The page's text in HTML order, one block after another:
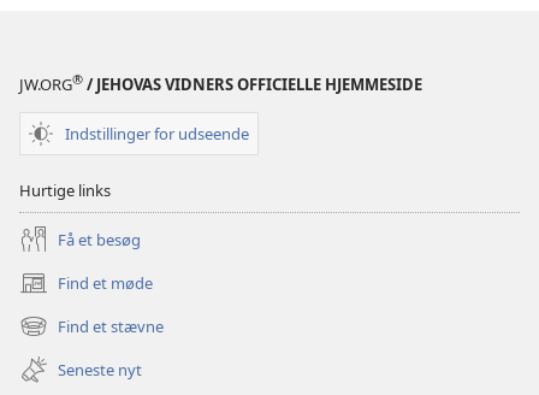
JW.ORG® / JEHOVAS VIDNERS OFFICIELLE HJEMMESIDE
Indstillinger for udseende
Hurtige links
Få et besøg
Find et møde
(åbner
nyt
vindue)
Find et stævne
(åbner
nyt
vindue)
Seneste nyt